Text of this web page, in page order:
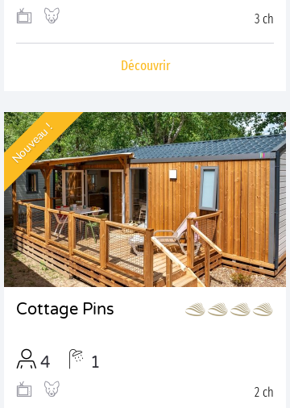
3 ch
Découvrir
Nouveau !
Cottage Pins
4 1
2 ch